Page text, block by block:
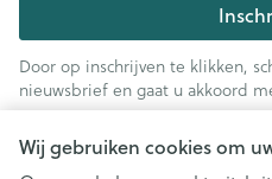
Wij gebruiken cookies om
Door op inschrijven te klikken,
nieuwsbrief en gaat u akkoord